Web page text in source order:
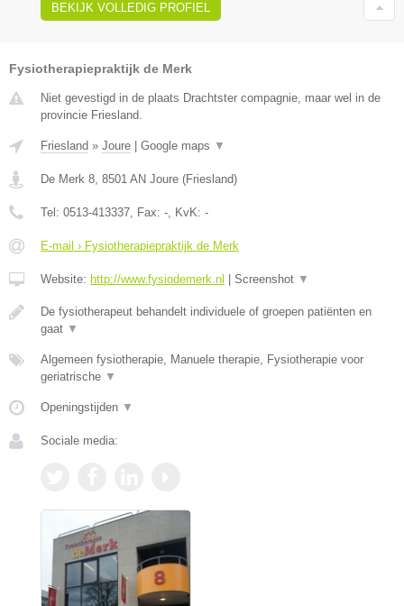
BEKIJK VOLLEDIG PROFIEL
Fysiotherapiepraktijk de Merk
Niet gevestigd in de plaats Drachtster compagnie, maar wel in de
provincie Friesland.
Friesland » Joure Google maps ▼
De Merk 8, 8501 AN Joure (Friesland)
Tel: 0513-413337, Fax: -, KvK: -
E-mail › Fysiotherapiepraktijk de Merk
Website: http://www.fysiodemerk.nl Screenshot ▼
De fysiotherapeut behandelt individuele of groepen patiënten en
gaat ▼
Algemeen fysiotherapie, Manuele therapie, Fysiotherapie voor
geriatrische ▼
Openingstijden ▼
Sociale media: